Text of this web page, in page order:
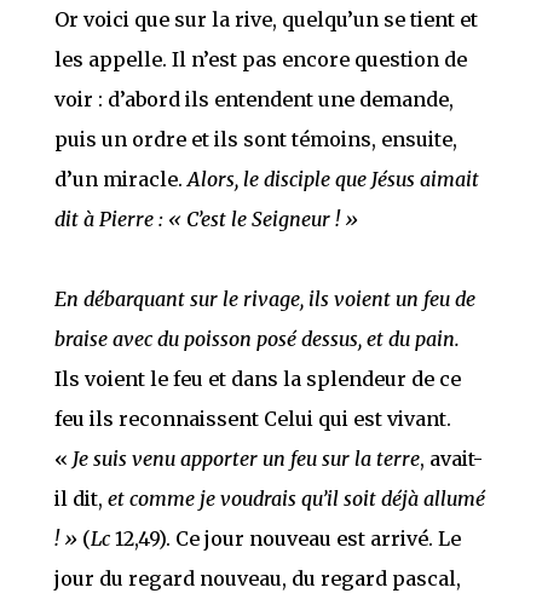
Or voici que sur la rive, quelqu’un se tient et
les appelle. Il n’est pas encore question de
voir : d’abord ils entendent une demande,
puis un ordre et ils sont témoins, ensuite,
d’un miracle.Alors, le disciple que Jésus aimait
dit à Pierre : « C’est le Seigneur ! »
En débarquant sur le rivage, ils voient un feu de
braise avec du poisson posé dessus, et du pain.
Ils voient le feu et dans la splendeur de ce
feu ils reconnaissent Celui qui est vivant.
« Je suis venu apporter un feu sur la terre, avait-
il dit, et comme je voudrais qu’il soit déjà allumé
!» (Lc12,49). Ce jour nouveau est arrivé. Le
jour du regard nouveau, du regard pascal,